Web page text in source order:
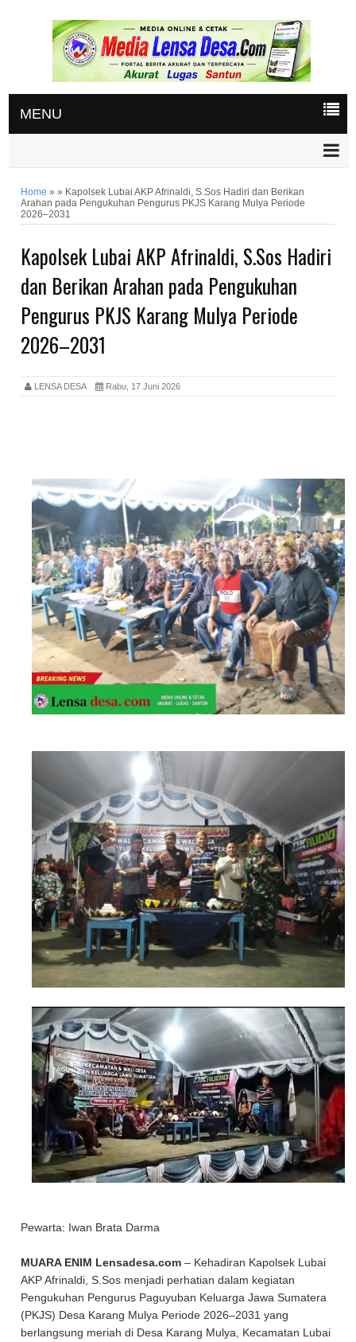
MENU
Home »» Kapolsek Lubai AKP Afrinaldi, S.Sos Hadiri dan Berikan
Arahan pada Pengukuhan Pengurus PKJS Karang Mulya Periode
2026–2031
Kapolsek Lubai AKP Afrinaldi, S.Sos Hadiri
dan Berikan Arahan pada Pengukuhan
Pengurus PKJS Karang Mulya Periode
2026–2031
LENSA DESA Rabu, 17 Juni 2026
Pewarta: Iwan Brata Darma
MUARA ENIM Lensadesa.com – Kehadiran Kapolsek Lubai
AKP Afrinaldi, S.Sos menjadi perhatian dalam kegiatan
Pengukuhan Pengurus Paguyuban Keluarga Jawa Sumatera
(PKJS) Desa Karang Mulya Periode 2026–2031 yang
berlangsung meriah di Desa Karang Mulya, Kecamatan Lubai